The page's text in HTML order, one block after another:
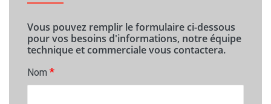
Vous pouvez remplir le formulaire ci-dessous
pour vos besoins d'informations, notre équipe
technique et commerciale vous contactera.
Nom *